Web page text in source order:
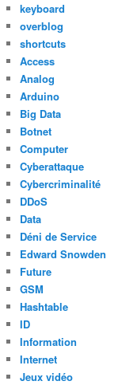
keyboard
overblog
shortcuts
Access
Analog
Arduino
Big Data
Botnet
Computer
Cyberattaque
Cybercriminalité
DDoS
Data
Déni de Service
Edward Snowden
Future
GSM
Hashtable
ID
Information
Internet
Jeux vidéo